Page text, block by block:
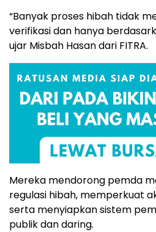
“Banyak proses hibah tidak
verifikasi dan hanya
ujar Misbah Hasan dari FITRA.
Mereka mendorong pemda
regulasi hibah, memperkuat
serta menyiapkan sistem
publik dan daring.